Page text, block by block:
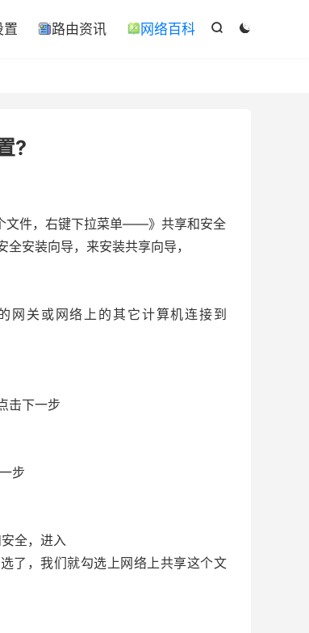


置 ￋ路由资讯  网络百科
?
文件，右键下拉菜单——》共享和安全
安装向导，来安装共享向导，
网关或网络上的其它计算机连接到
击下一步
步
全，进入
了，我们就勾选上网络上共享这个文